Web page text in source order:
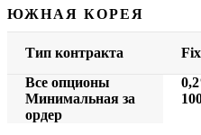
ЮЖНАЯ КОРЕЯ
Тип контракта
Все опционы
Минимальная за
ордер